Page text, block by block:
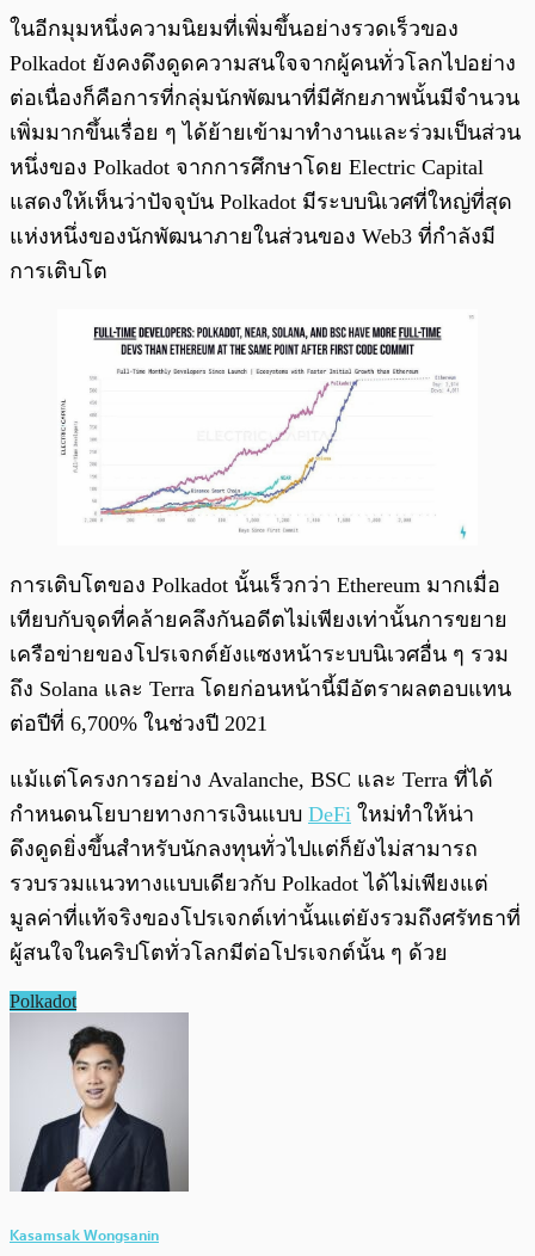
ในอีกมุมหนึ่งความนิยมที่เพิ่มขึ้นอย่างรวดเร็วของ
Polkadot ยังคงดึงดูดความสนใจจากผู้คนทั่วโลกไปอย่าง
ต่อเนื่องก็คือการที่กลุ่มนักพัฒนาที่มีศักยภาพนั้นมีจำนวน
เพิ่มมากขึ้นเรื่อย ๆ ได้ย้ายเข้ามาทำงานและร่วมเป็นส่วน
หนึ่งของ Polkadot จากการศึกษาโดย Electric Capital
แสดงให้เห็นว่าปัจจุบัน Polkadot มีระบบนิเวศที่ใหญ่ที่สุด
แห่งหนึ่งของนักพัฒนาภายในส่วนของ Web3 ที่กำลังมี
การเติบโต
การเติบโตของ Polkadot นั้นเร็วกว่า Ethereum มากเมื่อ
เทียบกับจุดที่คล้ายคลึงกันอดีตไม่เพียงเท่านั้นการขยาย
เครือข่ายของโปรเจกต์ยังแซงหน้าระบบนิเวศอื่น ๆ รวม
ถึง Solana และ Terra โดยก่อนหน้านี้มีอัตราผลตอบแทน
ต่อปีที่ 6,700% ในช่วงปี 2021
แม้แต่โครงการอย่าง Avalanche, BSC และ Terra ที่ได้
กำหนดนโยบายทางการเงินแบบ DeFi ใหม่ทำให้น่า
ดึงดูดยิ่งขึ้นสำหรับนักลงทุนทั่วไปแต่ก็ยังไม่สามารถ
รวบรวมแนวทางแบบเดียวกับ Polkadot ได้ไม่เพียงแต่
มูลค่าที่แท้จริงของโปรเจกต์เท่านั้นแต่ยังรวมถึงศรัทธาที่
ผู้สนใจในคริปโตทั่วโลกมีต่อโปรเจกต์นั้น ๆ ด้วย
Polkadot
Kasamsak Wongsanin